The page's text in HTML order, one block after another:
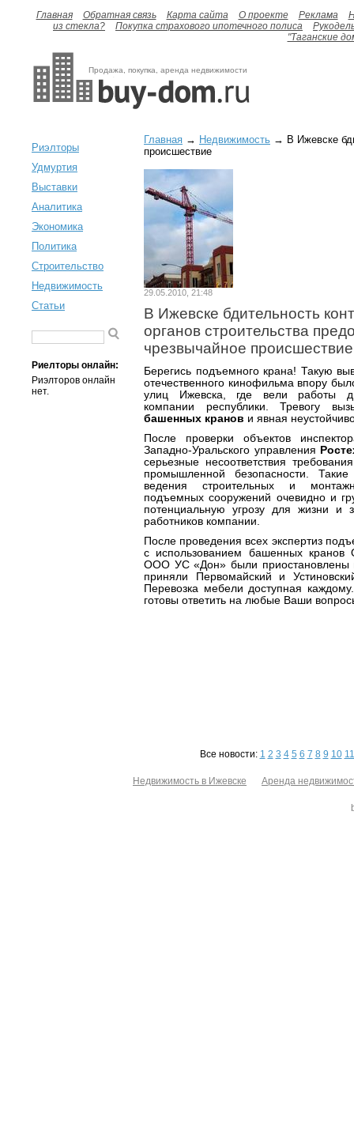
Главная Обратная связь Карта сайта О проекте Реклама
из стекла?
Покупка страхового ипотечного полиса
"Таганские
Продажа, покупка, аренда недвижимости
Риэлторы
Удмуртия
Выставки
Аналитика
Экономика
Политика
Строительство
Недвижимость
Статьи
Риелторы онлайн:
Риэлторов онлайн
нет.
Главная → Недвижимость → В Ижевске
происшествие
29.05.2010, 21:48
В Ижевске бдительность
органов строительства
чрезвычайное происшествие
Берегись подъемного крана! Такую
отечественного кинофильма впору
улиц Ижевска, где вели работы
компании республики. Тревогу
башенных кранов и явная
После проверки объектов
Западно-Уральского управления
серьезные несоответствия
промышленной безопасности.
ведения строительных и
подъемных сооружений очевидно и
потенциальную угрозу для жизни и
работников компании.
После проведения всех экспертиз
с использованием башенных
ООО УС «Дон» были приостановлены
приняли Первомайский и
Перевозка мебели доступная
готовы ответить на любые Ваши
Все новости: 1 2 3 4 5 6 7 8 9 10 11
Недвижимость в Ижевске Аренда